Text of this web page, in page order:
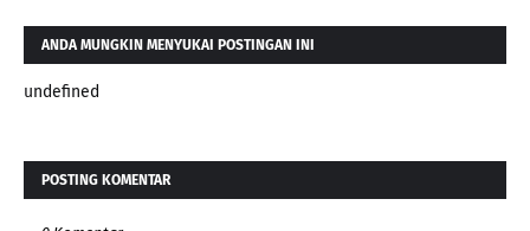
ANDA MUNGKIN MENYUKAI POSTINGAN INI
undefined
POSTING KOMENTAR